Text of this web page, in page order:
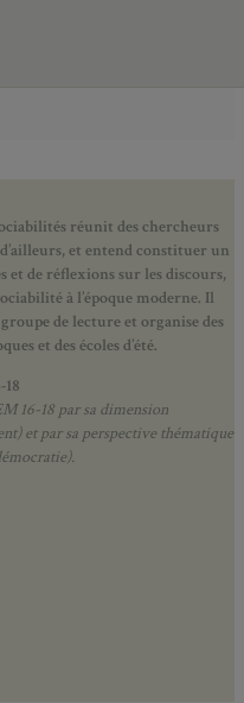
réunit des chercheurs
et entend constituer un
et de réflexions sur les discours,
à l’époque moderne. Il
de lecture et organise des
et des écoles d’été.
16-18 par sa dimension
et par sa perspective thématique